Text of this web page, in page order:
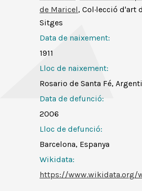
de Maricel, Col·lecció d'art
Sitges
Data de naixement:
1911
Lloc de naixement:
Rosario de Santa Fé,
Data de defunció:
2006
Lloc de defunció:
Barcelona, Espanya
Wikidata:
https://www.wikidata.org/